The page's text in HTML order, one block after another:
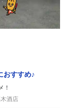
おすすめ♪
！
酒店